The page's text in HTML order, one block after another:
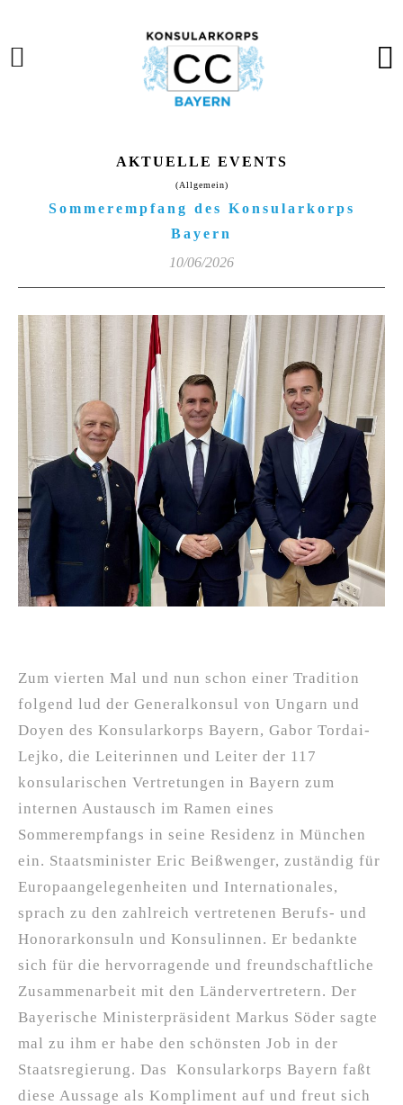
AKTUELLE EVENTS
(Allgemein)
Sommerempfang des Konsularkorps
Bayern
10/06/2026
Zum vierten Mal und nun schon einer Tradition
folgend lud der Generalkonsul von Ungarn und
Doyen des Konsularkorps Bayern, Gabor Tordai-
Lejko, die Leiterinnen und Leiter der 117
konsularischen Vertretungen in Bayern zum
internen Austausch im Ramen eines
Sommerempfangs in seine Residenz in München
ein. Staatsminister Eric Beißwenger, zuständig für
Europaangelegenheiten und Internationales,
sprach zu den zahlreich vertretenen Berufs- und
Honorarkonsuln und Konsulinnen. Er bedankte
sich für die hervorragende und freundschaftliche
Zusammenarbeit mit den Ländervertretern. Der
Bayerische Ministerpräsident Markus Söder sagte
mal zu ihm er habe den schönsten Job in der
Staatsregierung. Das Konsularkorps Bayern faßt
diese Aussage als Kompliment auf und freut sich